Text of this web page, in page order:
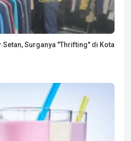
Surganya "Thrifting" di Kota